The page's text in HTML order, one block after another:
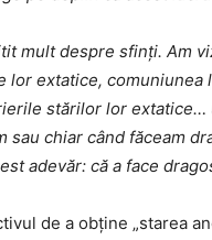
mult despre sfinți. Am
lor extatice, comuniunea
stărilor lor extatice…
sau chiar când făceam
adevăr: că a face
de a obține „starea